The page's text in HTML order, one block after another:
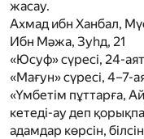
жасау.
Ахмад ибн Ханбал,
Ибн Мәжа, Зуһд, 21
«Юсуф» сүресі, 24-аят
«Мағун» сүресі, 4–7-
«Үмбетім пұттарға,
кетеді-ау деп
адамдар көрсін,